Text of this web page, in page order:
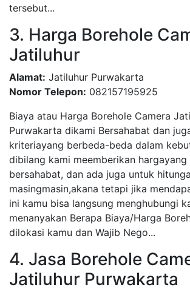
tersebut...
3. Harga Borehole
Jatiluhur
Alamat: Jatiluhur Purwakarta
Nomor Telepon: 082157195925
Biaya atau Harga Borehole Camera
Purwakarta dikami Bersahabat dan
kriteriayang berbeda-beda dalam
dibilang kami meemberikan hargayang
bersahabat, dan ada juga untuk
masingmasin,akana tetapi jika
ini kamu bisa langsung menghubungi
menanyakan Berapa Biaya/Harga
dilokasi kamu dan Wajib Nego...
4. Jasa Borehole
Jatiluhur Purwakarta